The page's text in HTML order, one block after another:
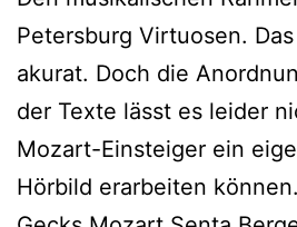
Petersburg Virtuosen.
akurat. Doch die
der Texte lässt es leider
Mozart-Einsteiger ein
Hörbild erarbeiten